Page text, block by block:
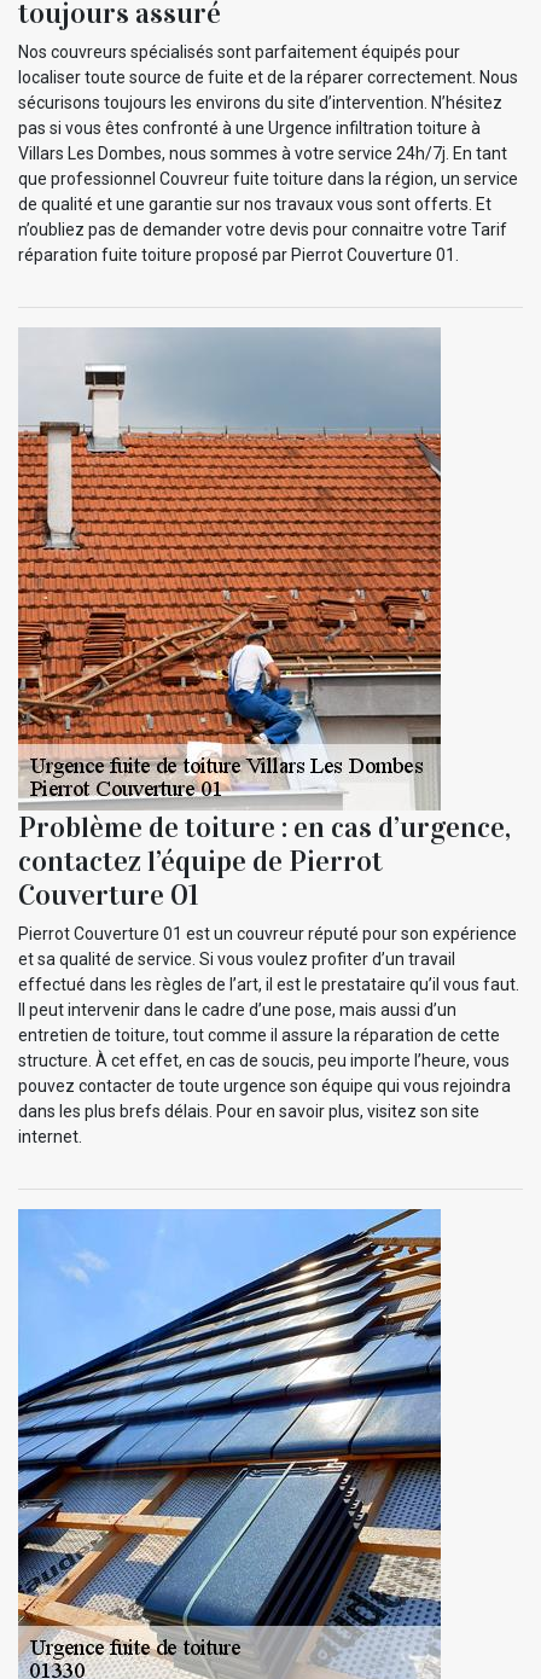
toujours assuré
Nos couvreurs spécialisés sont parfaitement équipés pour
localiser toute source de fuite et de la réparer correctement. Nous
sécurisons toujours les environs du site d’intervention. N’hésitez
pas si vous êtes confronté à une Urgence infiltration toiture à
Villars Les Dombes, nous sommes à votre service 24h/7j. En tant
que professionnel Couvreur fuite toiture dans la région, un service
de qualité et une garantie sur nos travaux vous sont offerts. Et
n’oubliez pas de demander votre devis pour connaitre votre Tarif
réparation fuite toiture proposé par Pierrot Couverture 01.
Problème de toiture : en cas d’urgence,
contactez l’équipe de Pierrot
Couverture 01
Pierrot Couverture 01 est un couvreur réputé pour son expérience
et sa qualité de service. Si vous voulez profiter d’un travail
effectué dans les règles de l’art, il est le prestataire qu’il vous faut.
Il peut intervenir dans le cadre d’une pose, mais aussi d’un
entretien de toiture, tout comme il assure la réparation de cette
structure. À cet effet, en cas de soucis, peu importe l’heure, vous
pouvez contacter de toute urgence son équipe qui vous rejoindra
dans les plus brefs délais. Pour en savoir plus, visitez son site
internet.